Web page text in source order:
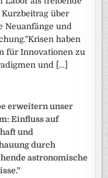
über
Neuanfänge und
haben
für Innovationen zu
und […]
erweitern unser
Einfluss auf
und
durch
astronomische